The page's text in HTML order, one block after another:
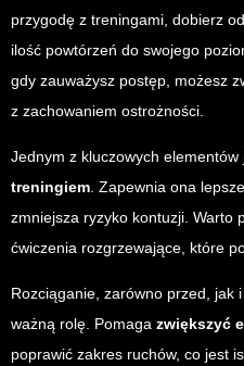
przygodę z treningami, dobierz
ilość powtórzeń do swojego
gdy zauważysz postęp, możesz
z zachowaniem ostrożności.
Jednym z kluczowych elementów
treningiem. Zapewnia ona
zmniejsza ryzyko kontuzji. Warto
ćwiczenia rozgrzewające, które
Rozciąganie, zarówno przed, jak
ważną rolę. Pomaga zwiększyć
poprawić zakres ruchów, co jest